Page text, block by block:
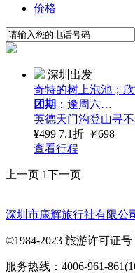
价格
深圳出发
奇特的树上泡池；
团期 ：逢周六…
英德天门沟登山寻
¥499 7.1折 ￥698
查看行程
上一页 1下一页
深圳市康辉旅行社有限公
©1984-2023 旅游许可证号
服务热线：4006-961-